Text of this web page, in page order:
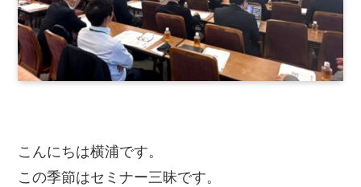
こんにちは横浦です。
この季節はセミナー三昧です。